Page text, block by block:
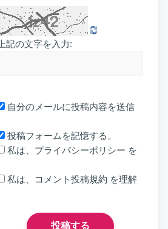
上記の文字を入力:
自分のメールに投稿内容を送信
投稿フォームを記憶する。
私は、 プライバシーポリシー を
私は、 コメント投稿規約 を理解